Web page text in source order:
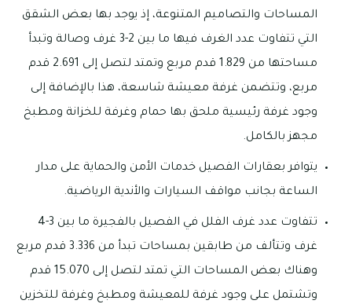
المساحات والتصاميم المتنوعة، إذ يوجد بها بعض الشقق
التي تتفاوت عدد الغرف فيها ما بين 2-3 غرف وصالة وتبدأ
مساحتها من 1.829 قدم مربع وتمتد لتصل إلى 2.691 قدم
مربع، وتتضمن غرفة معيشة شاسعة، هذا بالإضافة إلى
وجود غرفة رئيسية ملحق بها حمام وغرفة للخزانة ومطبخ
مجهز بالكامل.
يتوافر بعقارات الفصيل خدمات الأمن والحماية على مدار
الساعة بجانب مواقف السيارات والأندية الرياضية.
تتفاوت عدد غرف الفلل في الفصيل بالفجيرة ما بين 3-4
غرف وتتألف من طابقين بمساحات تبدأ من 3.336 قدم مربع
وهناك بعض المساحات التي تمتد لتصل إلى 15.070 قدم
وتشتمل على وجود غرفة للمعيشة ومطبخ وغرفة للتخزين